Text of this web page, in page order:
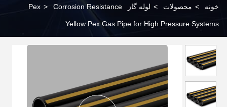
خونه > محصولات > لوله گاز Pex > Corrosion Resistance
Yellow Pex Gas Pipe for High Pressure Systems